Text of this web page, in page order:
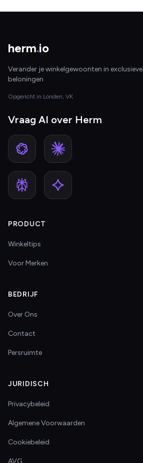
herm.io
Verander je winkelgewoonten in exclusieve
beloningen
Opgericht in Londen, VK
Vraag AI over Herm
PRODUCT
Winkeltips
Voor Merken
BEDRIJF
Over Ons
Contact
Persruimte
JURIDISCH
Privacybeleid
Algemene Voorwaarden
Cookiebeleid
AVG